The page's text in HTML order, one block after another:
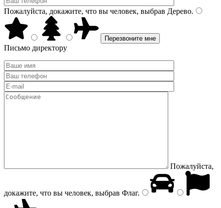
Пожалуйста, докажите, что вы человек, выбрав Дерево.
Письмо директору
Пожалуйста,
докажите, что вы человек, выбрав Флаг.